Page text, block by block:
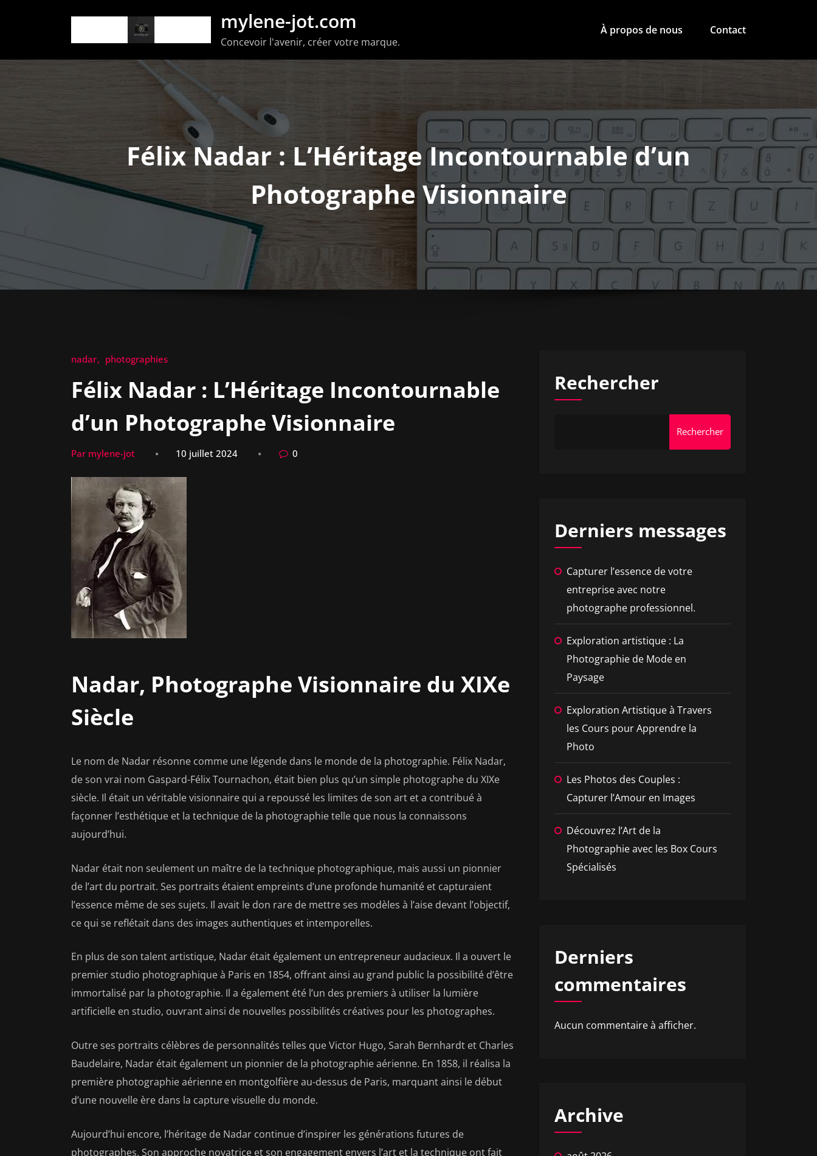
mylene-jot.com
Concevoir l'avenir, créer votre marque.
À propos de nous Contact
Félix Nadar : L’Héritage Incontournable d’un
Photographe Visionnaire
nadar photographies
Félix Nadar : L’Héritage Incontournable
d’un Photographe Visionnaire
Par mylene-jot 10 juillet 2024 0
Nadar, Photographe Visionnaire du XIXe
Siècle
Le nom de Nadar résonne comme une légende dans le monde de la photographie. Félix Nadar,
de son vrai nom Gaspard-Félix Tournachon, était bien plus qu’un simple photographe du XIXe
siècle. Il était un véritable visionnaire qui a repoussé les limites de son art et a contribué à
façonner l’esthétique et la technique de la photographie telle que nous la connaissons
aujourd’hui.
Nadar était non seulement un maître de la technique photographique, mais aussi un pionnier
de l’art du portrait. Ses portraits étaient empreints d’une profonde humanité et capturaient
l’essence même de ses sujets. Il avait le don rare de mettre ses modèles à l’aise devant l’objectif,
ce qui se reflétait dans des images authentiques et intemporelles.
En plus de son talent artistique, Nadar était également un entrepreneur audacieux. Il a ouvert le
premier studio photographique à Paris en 1854, offrant ainsi au grand public la possibilité d’être
immortalisé par la photographie. Il a également été l’un des premiers à utiliser la lumière
artificielle en studio, ouvrant ainsi de nouvelles possibilités créatives pour les photographes.
Outre ses portraits célèbres de personnalités telles que Victor Hugo, Sarah Bernhardt et Charles
Baudelaire, Nadar était également un pionnier de la photographie aérienne. En 1858, il réalisa la
première photographie aérienne en montgolfière au-dessus de Paris, marquant ainsi le début
d’une nouvelle ère dans la capture visuelle du monde.
Aujourd’hui encore, l’héritage de Nadar continue d’inspirer les générations futures de
photographes. Son approche novatrice et son engagement envers l’art et la technique ont fait
Rechercher
Rechercher
Derniers messages
Capturer l’essence de votre
entreprise avec notre
photographe professionnel.
Exploration artistique : La
Photographie de Mode en
Paysage
Exploration Artistique à Travers
les Cours pour Apprendre la
Photo
Les Photos des Couples :
Capturer l’Amour en Images
Découvrez l’Art de la
Photographie avec les Box Cours
Spécialisés
Derniers
commentaires
Aucun commentaire à afficher.
Archive